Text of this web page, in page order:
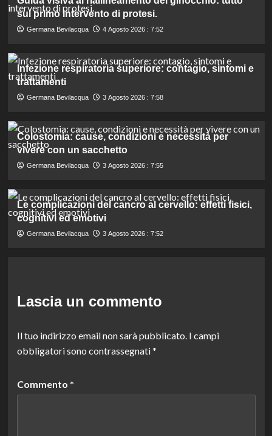
sul primo intervento di protesi.
Germana Bevilacqua 4 Agosto 2026 : 7:52
Infezione respiratoria superiore: contagio, sintomi e
trattamenti
Germana Bevilacqua 3 Agosto 2026 : 7:58
Colostomia: cause, condizioni e necessità per
vivere con un sacchetto
Germana Bevilacqua 3 Agosto 2026 : 7:55
Le complicazioni del cancro al cervello: effetti fisici,
cognitivi ed emotivi
Germana Bevilacqua 3 Agosto 2026 : 7:52
Lascia un commento
Il tuo indirizzo email non sarà pubblicato. I campi
obbligatori sono contrassegnati*
Commento *